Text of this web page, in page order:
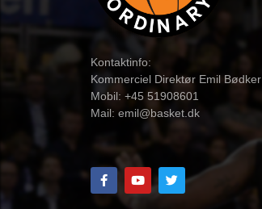
Kontaktinfo:
Kommerciel Direktør Emil Bødker
Mobil: +45 51908601
Mail: emil@basket.dk